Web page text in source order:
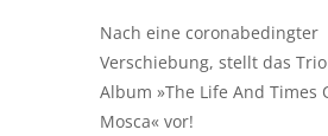
Nach eine coronabedingter
Verschiebung, stellt das
Album »The Life And Times
Mosca« vor!